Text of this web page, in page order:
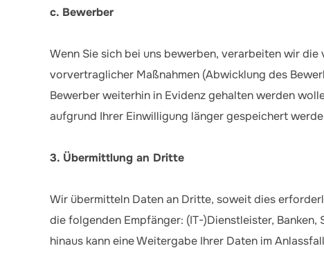
c. Bewerber
Wenn Sie sich bei uns bewerben, verarbeiten wir
vorvertraglicher Maßnahmen (Abwicklung des
Bewerber weiterhin in Evidenz gehalten werden
aufgrund Ihrer Einwilligung länger gespeichert
3. Übermittlung an Dritte
Wir übermitteln Daten an Dritte, soweit dies
die folgenden Empfänger: (IT-)Dienstleister,
hinaus kann eine Weitergabe Ihrer Daten im